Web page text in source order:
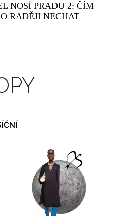
NOSÍ PRADU 2: ČÍM
RADĚJI NECHAT